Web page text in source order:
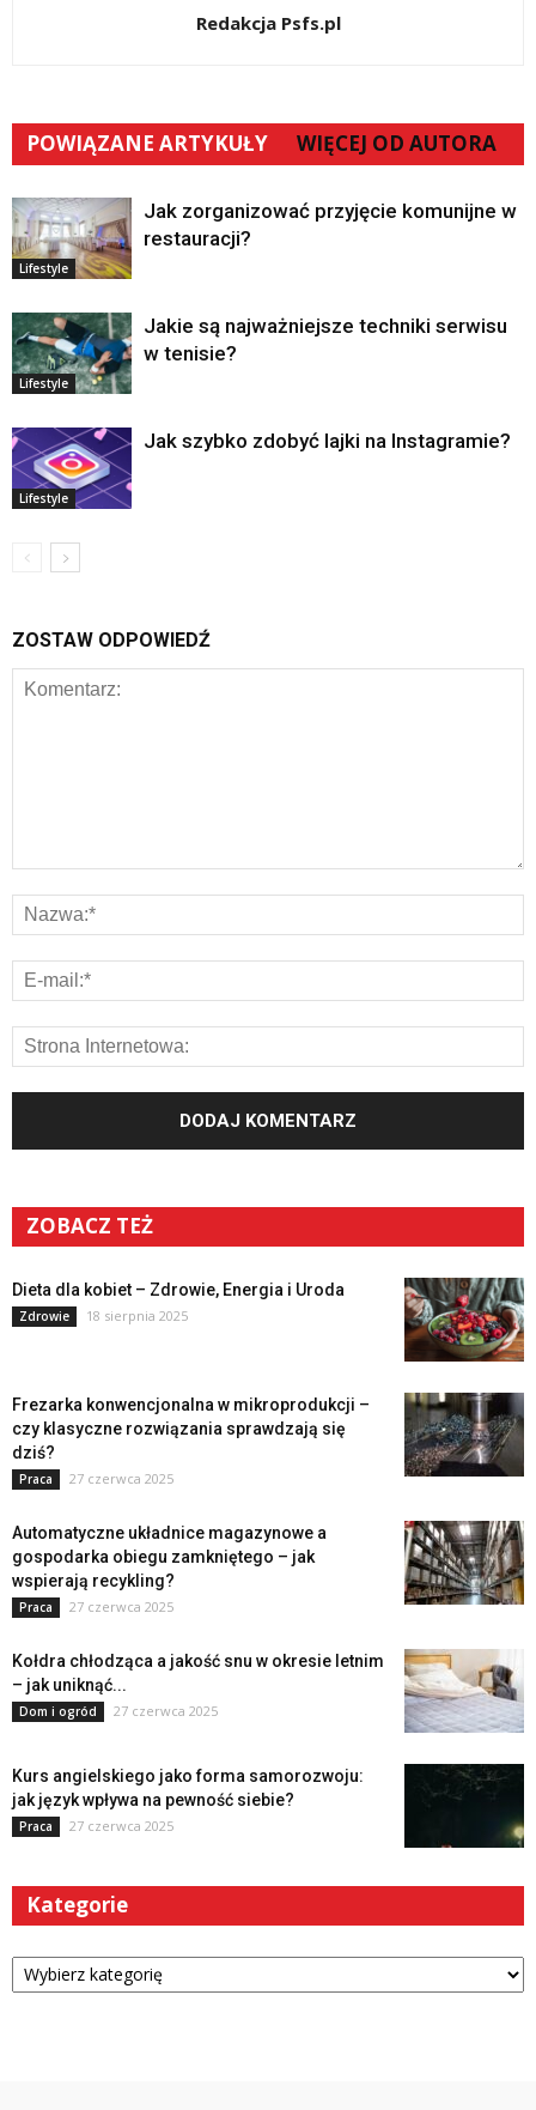
Redakcja Psfs.pl
POWIĄZANE ARTYKUŁY WIĘCEJ OD AUTORA
Lifestyle
Jak zorganizować przyjęcie komunijne w
restauracji?
Lifestyle
Jakie są najważniejsze techniki serwisu
w tenisie?
Lifestyle
Jak szybko zdobyć lajki na Instagramie?
ZOSTAW ODPOWIEDŹ
ZOBACZ TEŻ
Dieta dla kobiet – Zdrowie, Energia i Uroda
Zdrowie 18 sierpnia 2025
Frezarka konwencjonalna w mikroprodukcji –
czy klasyczne rozwiązania sprawdzają się
dziś?
Praca 27 czerwca 2025
Automatyczne układnice magazynowe a
gospodarka obiegu zamkniętego – jak
wspierają recykling?
Praca 27 czerwca 2025
Kołdra chłodząca a jakość snu w okresie letnim
– jak uniknąć...
Dom i ogród 27 czerwca 2025
Kurs angielskiego jako forma samorozwoju:
jak język wpływa na pewność siebie?
Praca 27 czerwca 2025
Kategorie
Kategorie